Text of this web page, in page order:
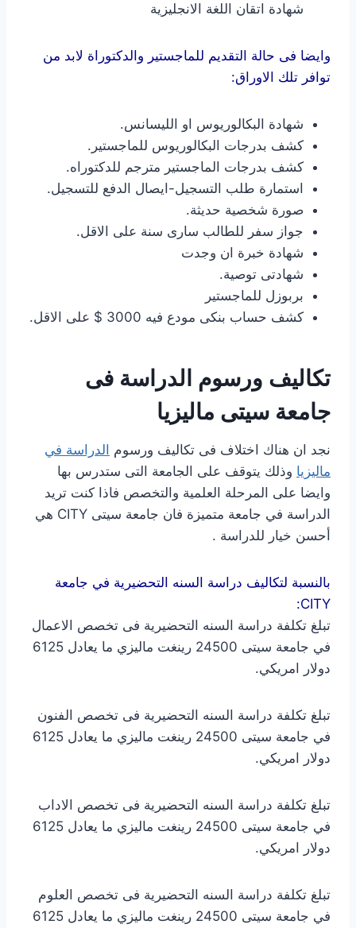
شهادة اتقان اللغة الانجليزية
وايضا فى حالة التقديم للماجستير والدكتوراة لابد من
توافر تلك الاوراق:
شهادة البكالوريوس او الليسانس.
كشف بدرجات البكالوريوس للماجستير.
كشف بدرجات الماجستير مترجم للدكتوراه.
استمارة طلب التسجيل-ايصال الدفع للتسجيل.
صورة شخصية حديثة.
جواز سفر للطالب سارى سنة على الاقل.
شهادة خبرة ان وجدت
شهادتى توصية.
بربوزل للماجستير
كشف حساب بنكى مودع فيه 3000 $ على الاقل.
تكاليف ورسوم الدراسة فى
جامعة سيتى ماليزيا
نجد ان هناك اختلاف فى تكاليف ورسوم الدراسة في
ماليزيا وذلك يتوقف على الجامعة التى ستدرس بها
وايضا على المرحلة العلمية والتخصص فاذا كنت تريد
الدراسة في جامعة متميزة فان جامعة سيتى CITY هي
أحسن خيار للدراسة .
بالنسبة لتكاليف دراسة السنه التحضيرية في جامعة
CITY:
تبلغ تكلفة دراسة السنه التحضيرية فى تخصص الاعمال
في جامعة سيتى 24500 رينغت ماليزي ما يعادل 6125
دولار امريكي.
تبلغ تكلفة دراسة السنه التحضيرية فى تخصص الفنون
في جامعة سيتى 24500 رينغت ماليزي ما يعادل 6125
دولار امريكي.
تبلغ تكلفة دراسة السنه التحضيرية فى تخصص الاداب
في جامعة سيتى 24500 رينغت ماليزي ما يعادل 6125
دولار امريكي.
تبلغ تكلفة دراسة السنه التحضيرية فى تخصص العلوم
في جامعة سيتى 24500 رينغت ماليزي ما يعادل 6125